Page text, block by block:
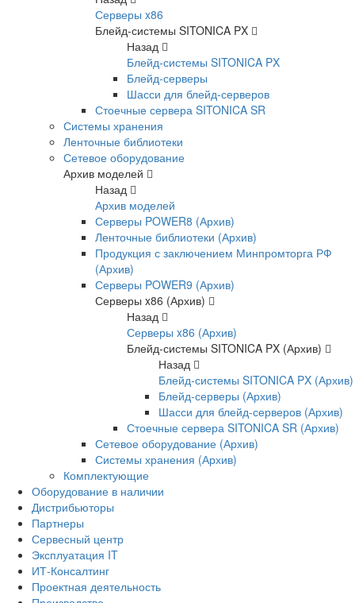
Серверы x86
Блейд-системы SITONICA PX
Назад
Блейд-системы SITONICA PX
Блейд-серверы
Шасси для блейд-серверов
Стоечные сервера SITONICA SR
Системы хранения
Ленточные библиотеки
Сетевое оборудование
Архив моделей
Назад
Архив моделей
Серверы POWER8 (Архив)
Ленточные библиотеки (Архив)
Продукция с заключением Минпромторга РФ
(Архив)
Серверы POWER9 (Архив)
Серверы x86 (Архив)
Назад
Серверы x86 (Архив)
Блейд-системы SITONICA PX (Архив)
Назад
Блейд-системы SITONICA PX (Архив)
Блейд-серверы (Архив)
Шасси для блейд-серверов (Архив)
Стоечные сервера SITONICA SR (Архив)
Сетевое оборудование (Архив)
Системы хранения (Архив)
Комплектующие
Оборудование в наличии
Дистрибьюторы
Партнеры
Сервесный центр
Эксплуатация IT
ИТ-Консалтинг
Проектная деятельность